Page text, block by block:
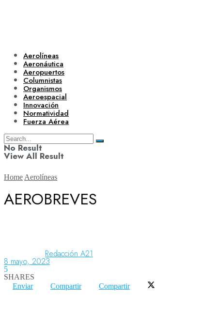
Aerolíneas
Aeronáutica
Aeropuertos
Columnistas
Organismos
Aeroespacial
Innovación
Normatividad
Fuerza Aérea
No Result
View All Result
Aeronáutica
Aeropuertos
Home Aerolíneas
AEROBREVES
Redacción A21
8 mayo, 2023
5
SHARES
Enviar
Compartir Compartir